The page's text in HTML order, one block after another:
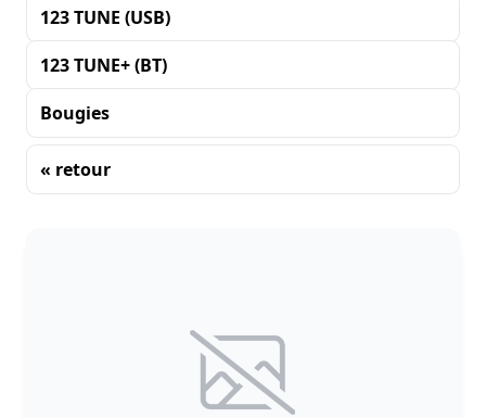
123 TUNE (USB)
123 TUNE+ (BT)
Bougies
« retour